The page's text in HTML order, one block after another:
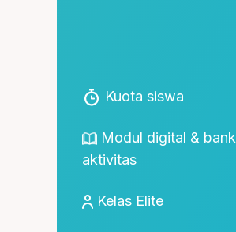
Kuota siswa
Modul digital & bank
aktivitas
Kelas Elite